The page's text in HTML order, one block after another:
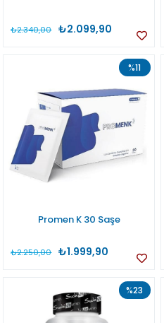
₺2.099,90
₺2.340,00
Promen K 30 Saşe
₺1.999,90
₺2.250,00
%11
%23